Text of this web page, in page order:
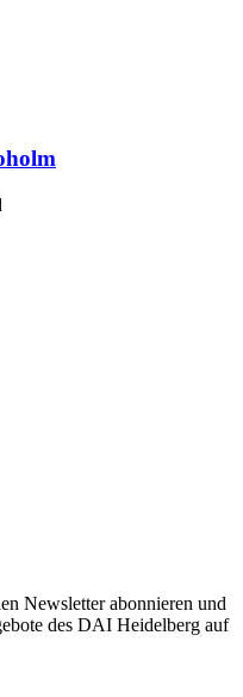
Newsletter abonnieren und
des DAI Heidelberg auf